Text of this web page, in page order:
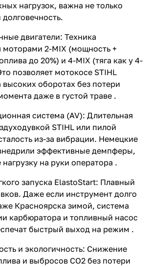
нагрузок, важна не только
двигатели: Техника
моторами 2-MIX (мощность +
до 20%) и 4-MIX (тяга как у 4-
позволяет мотокосе STIHL
высоких оборотах без потери
даже в густой траве .
система (AV): Длительная
STIHL или пилой
из-за вибрации. Немецкие
эффективные демпферы,
на руки оператора .
запуска ElastoStart: Плавный
Даже если инструмент долго
Красноярска зимой, система
карбюратора и топливный насос
быстрый выход на режим .
и экологичность: Снижение
и выбросов CO2 без потери
раз в 2 недели